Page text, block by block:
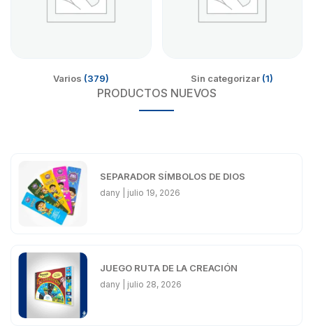
Varios (379) Sin categorizar (1)
PRODUCTOS NUEVOS
SEPARADOR SÍMBOLOS DE DIOS
dany julio 19, 2026
JUEGO RUTA DE LA CREACIÓN
dany julio 28, 2026